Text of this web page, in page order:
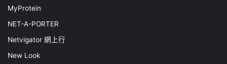
MyProtein
NET-A-PORTER
Netvigator 網上行
New Look